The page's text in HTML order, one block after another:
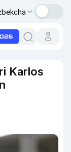
Karlos